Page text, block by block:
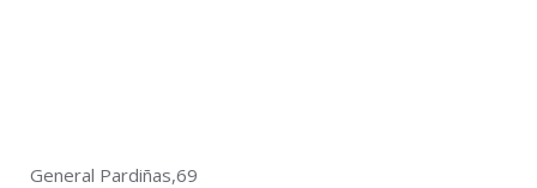
General Pardiñas,69